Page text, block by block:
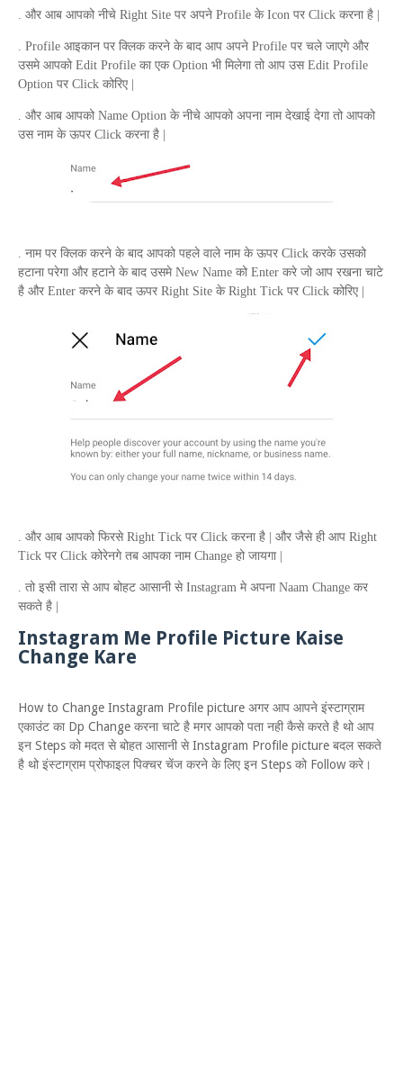
. और आब आपको नीचे Right Site पर अपने Profile के Icon पर Click करना है |
. Profile आइकान पर क्लिक करने के बाद आप अपने Profile पर चले जाएगे और
उसमे आपको Edit Profile का एक Option भी मिलेगा तो आप उस Edit Profile
Option पर Click कोरिए |
. और आब आपको Name Option के नीचे आपको अपना नाम देखाई देगा तो आपको
उस नाम के ऊपर Click करना है |
. नाम पर क्लिक करने के बाद आपको पहले वाले नाम के ऊपर Click करके उसको
हटाना परेगा और हटाने के बाद उसमे New Name को Enter करे जो आप रखना चाटे
है और Enter करने के बाद ऊपर Right Site के Right Tick पर Click कोरिए |
. और आब आपको फिरसे Right Tick पर Click करना है | और जैसे ही आप Right
Tick पर Click कोरेनगे तब आपका नाम Change हो जायगा |
. तो इसी तारा से आप बोहट आसानी से Instagram मे अपना Naam Change कर
सकते है |
Instagram Me Profile Picture Kaise
Change Kare
How to Change Instagram Profile picture अगर आप आपने इंस्टाग्राम
एकाउंट का Dp Change करना चाटे है मगर आपको पता नही कैसे करते है थो आप
इन Steps को मदत से बोहत आसानी से Instagram Profile picture बदल सकते
है थो इंस्टाग्राम प्रोफाइल पिक्चर चेंज करने के लिए इन Steps को Follow करे।